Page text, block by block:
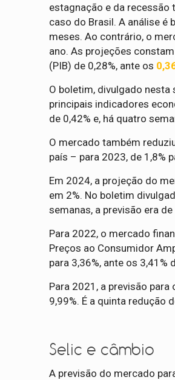
estagnação e da recessão
caso do Brasil. A análise é
meses. Ao contrário, o
ano. As projeções
(PIB) de 0,28%, ante os
O boletim, divulgado
principais indicadores
de 0,42% e, há quatro
O mercado também
país – para 2023, de 1,8%
Em 2024, a projeção do
em 2%. No boletim
semanas, a previsão era
Para 2022, o mercado
Preços ao Consumidor
para 3,36%, ante os
Para 2021, a previsão
9,99%. É a quinta redução
Selic e câmbio
A previsão do mercado